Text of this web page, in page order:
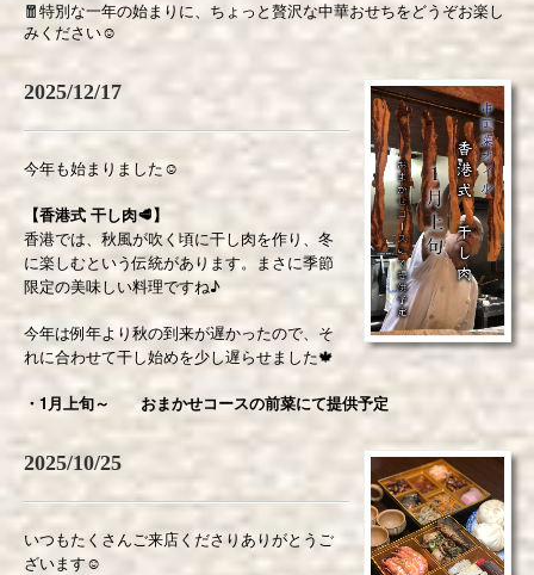
🧧 特別な一年の始まりに、ちょっと贅沢な中華おせちをどうぞお楽し
みください☺️
2025/12/17
今年も始まりました☺️
【香港式 干し肉🥩】
香港では、秋風が吹く頃に干し肉を作り、冬
に楽しむという伝統があります。まさに季節
限定の美味しい料理ですね♪
今年は例年より秋の到来が遅かったので、そ
れに合わせて干し始めを少し遅らせました🍁
・ 1 月上旬～ おまかせコースの前菜にて提供予定
2025/10/25
いつもたくさんご来店くださりありがとうご
ざいます☺️